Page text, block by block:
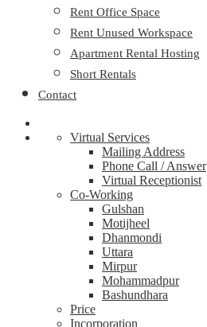
Rent Office Space
Rent Unused Workspace
Apartment Rental Hosting
Short Rentals
Contact
Virtual Services
Mailing Address
Phone Call / Answer
Virtual Receptionist
Co-Working
Gulshan
Motijheel
Dhanmondi
Uttara
Mirpur
Mohammadpur
Bashundhara
Price
Incorporation